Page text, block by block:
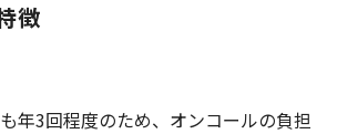
徴
年3回程度のため、オンコールの負担